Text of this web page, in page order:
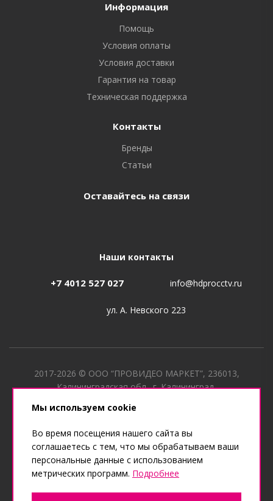
Информация
Помощь
Условия оплаты
Условия доставки
Гарантия на товар
Техническая поддержка
Контакты
Бренды
Статьи
Оставайтесь на связи
Наши контакты
+7 4012 527 027 info@hdprocctv.ru
ул. А. Невского 223
2017-2026 © ООО “ПРОВИДЕО МАРКЕТ”, 236013,
Калининградская обл., г. Калининград,
1173926024920
Мы используем cookie
Во время посещения нашего сайта вы
соглашаетесь с тем, что мы обрабатываем ваши
персональные данные с использованием
метрических программ. Подробнее